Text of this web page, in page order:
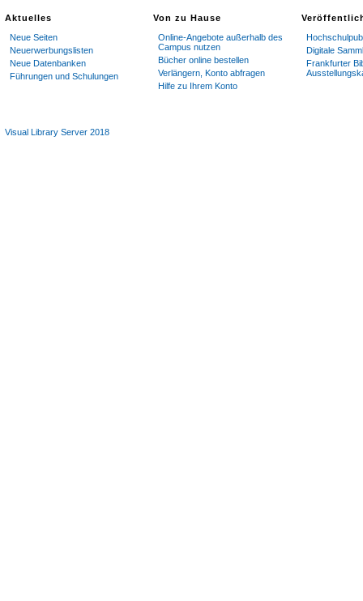
Aktuelles
Neue Seiten
Neuerwerbungslisten
Neue Datenbanken
Führungen und Schulungen
Von zu Hause
Online-Angebote außerhalb des
Campus nutzen
Bücher online bestellen
Verlängern, Konto abfragen
Hilfe zu Ihrem Konto
Digitale
Frankfurter
Visual Library Server 2018